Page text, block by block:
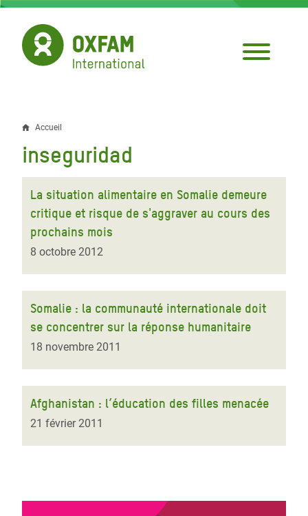
Aller
contenu
principal
Fil
d'Ariane
Accueil
inseguridad
La situation alimentaire en Somalie demeure
critique et risque de s'aggraver au cours des
prochains mois
8 octobre 2012
Somalie : la communauté internationale doit
se concentrer sur la réponse humanitaire
18 novembre 2011
Afghanistan : l’éducation des filles menacée
21 février 2011